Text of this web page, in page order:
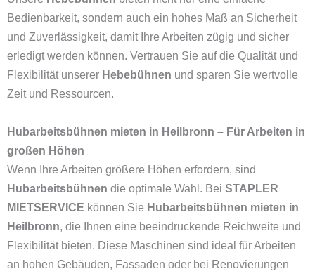
Bedienbarkeit, sondern auch ein hohes Maß an Sicherheit
und Zuverlässigkeit, damit Ihre Arbeiten zügig und sicher
erledigt werden können. Vertrauen Sie auf die Qualität und
Flexibilität unserer Hebebühnen und sparen Sie wertvolle
Zeit und Ressourcen.
Hubarbeitsbühnen mieten in Heilbronn – Für Arbeiten in
großen Höhen
Wenn Ihre Arbeiten größere Höhen erfordern, sind
Hubarbeitsbühnen die optimale Wahl. Bei STAPLER
MIETSERVICE können Sie Hubarbeitsbühnen mieten in
Heilbronn, die Ihnen eine beeindruckende Reichweite und
Flexibilität bieten. Diese Maschinen sind ideal für Arbeiten
an hohen Gebäuden, Fassaden oder bei Renovierungen